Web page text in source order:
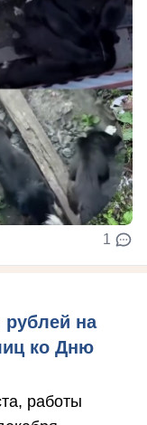
1
рублей на
ко Дню
работы